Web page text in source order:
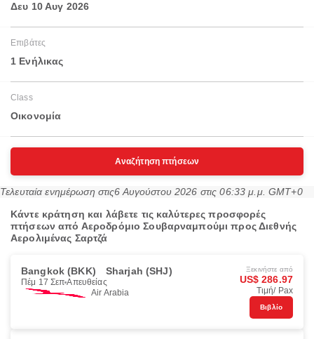
Δευ 10 Αυγ 2026
Επιβάτες
1 Ενήλικας
Class
Οικονομία
Αναζήτηση πτήσεων
Τελευταία ενημέρωση στις6 Αυγούστου 2026 στις 06:33 μ.μ. GMT+0
Κάντε κράτηση και λάβετε τις καλύτερες προσφορές
πτήσεων από Αεροδρόμιο Σουβαρναμπούμι προς Διεθνής
Αερολιμένας Σαρτζά
Bangkok (BKK) Sharjah (SHJ)
Πέμ 17 Σεπ Απευθείας
Air Arabia
Ξεκινήστε από
US$ 286.97
Τιμή/ Pax
Βιβλίο